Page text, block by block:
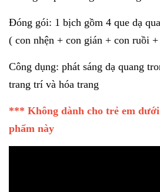
Đóng gói: 1 bịch gồm 4 que dạ
( con nhện + con gián + con ruồi
Công dụng: phát sáng dạ quang
trang trí và hóa trang
*** Không dành cho trẻ em
phẩm này